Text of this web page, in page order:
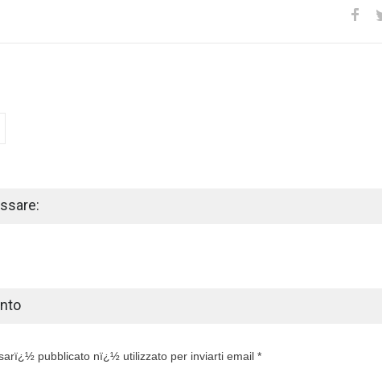
pubblicato nï¿½ utilizzato per inviarti email *